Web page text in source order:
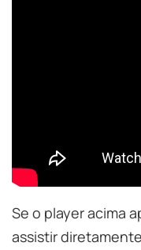
Se o player acima
assistir